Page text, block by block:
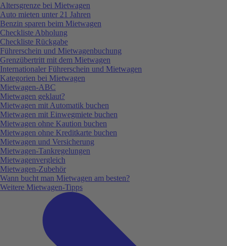
Altersgrenze bei Mietwagen
Auto mieten unter 21 Jahren
Benzin sparen beim Mietwagen
Checkliste Abholung
Checkliste Rückgabe
Führerschein und Mietwagenbuchung
Grenzübertritt mit dem Mietwagen
Internationaler Führerschein und Mietwagen
Kategorien bei Mietwagen
Mietwagen-ABC
Mietwagen geklaut?
Mietwagen mit Automatik buchen
Mietwagen mit Einwegmiete buchen
Mietwagen ohne Kaution buchen
Mietwagen ohne Kreditkarte buchen
Mietwagen und Versicherung
Mietwagen-Tankregelungen
Mietwagenvergleich
Mietwagen-Zubehör
Wann bucht man Mietwagen am besten?
Weitere Mietwagen-Tipps